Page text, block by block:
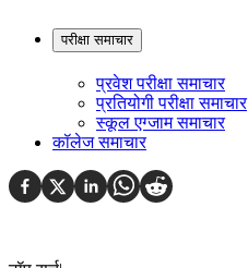
परीक्षा समाचार
प्रवेश परीक्षा समाचार
प्रतियोगी परीक्षा समाचार
स्कूल एग्जाम समाचार
कॉलेज समाचार